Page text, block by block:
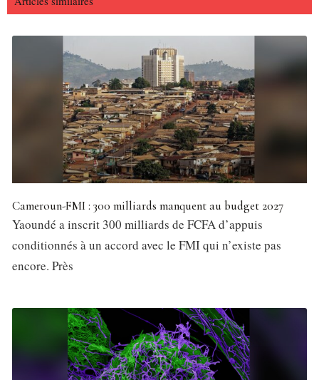
Cameroun-FMI : 300 milliards manquent au budget 2027
Yaoundé a inscrit 300 milliards de FCFA d’appuis
conditionnés à un accord avec le FMI qui n’existe pas
encore. Près